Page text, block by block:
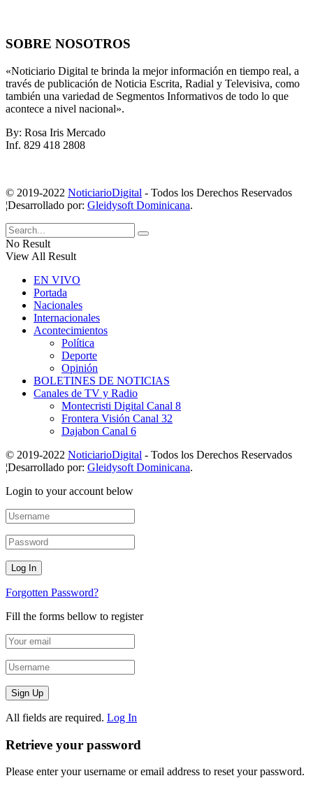
SOBRE NOSOTROS
«Noticiario Digital te brinda la mejor información en tiempo real, a
través de publicación de Noticia Escrita, Radial y Televisiva, como
también una variedad de Segmentos Informativos de todo lo que
acontece a nivel nacional».
By: Rosa Iris Mercado
Inf. 829 418 2808
© 2019-2022 NoticiarioDigital - Todos los Derechos Reservados
¦Desarrollado por: Gleidysoft Dominicana.
No Result
View All Result
EN VIVO
Portada
Nacionales
Internacionales
Acontecimientos
Política
Deporte
Opinión
BOLETINES DE NOTICIAS
Canales de TV y Radio
Montecristi Digital Canal 8
Frontera Visión Canal 32
Dajabon Canal 6
© 2019-2022 NoticiarioDigital - Todos los Derechos Reservados
¦Desarrollado por: Gleidysoft Dominicana.
Login to your account below
Forgotten Password?
Fill the forms bellow to register
All fields are required. Log In
Retrieve your password
Please enter your username or email address to reset your password.